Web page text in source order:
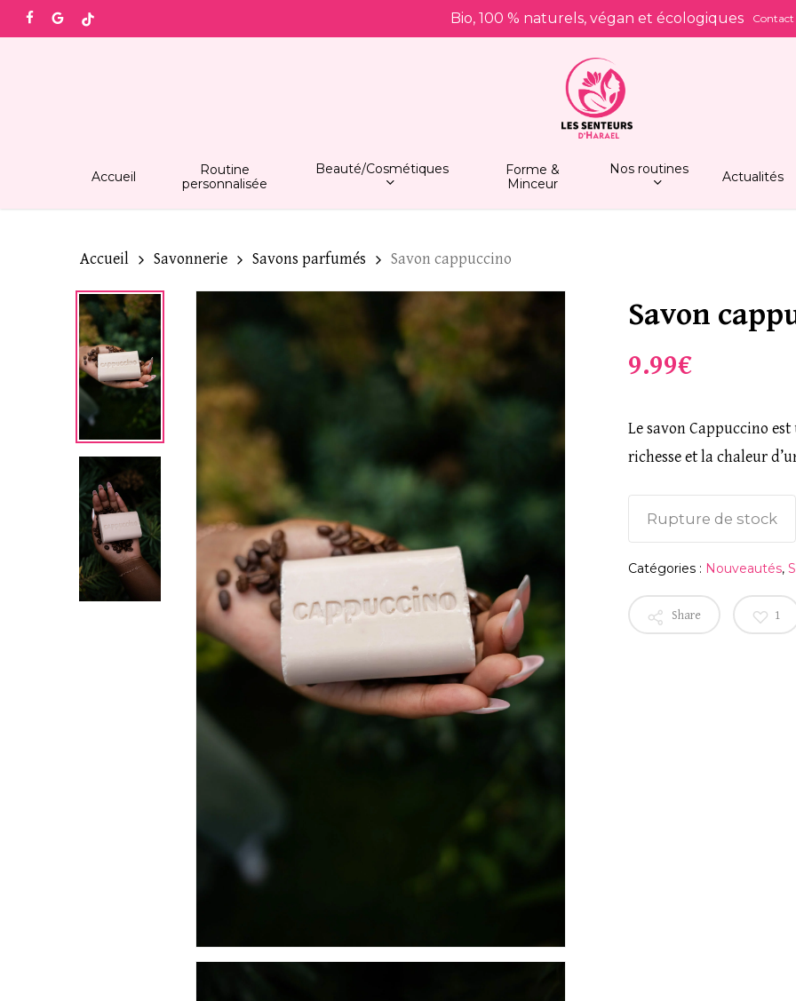
Skip
to
facebookgoogle-tiktok Bio, 100 % naturels, végan et écologiques Contact
Accueil
Routine
personnalisée
Beauté/Cosmétiques
Forme &
Minceur
Nos routines Actualités
Accueil Savonnerie Savons parfumés Savon cappuccino
Savon
9.99€
Le savon Cappuccino
richesse et la chaleur
Rupture de stock
Catégories : Nouveautés,
Share 1
Votre note
Enregistrer mon
navigateur pour